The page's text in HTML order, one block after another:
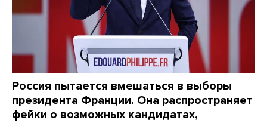
Россия пытается вмешаться в выборы
президента Франции. Она распространяет
фейки о возможных кандидатах,